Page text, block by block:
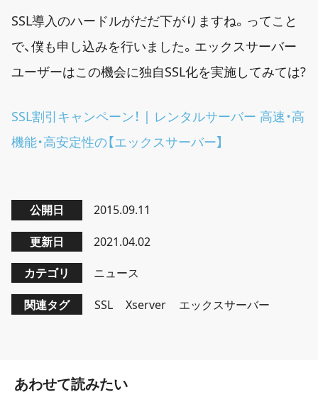
SSL導入のハードルがだだ下がりますね。ってこと
で、僕も申し込みを行いました。エックスサーバー
ユーザーはこの機会に独自SSL化を実施してみては?
SSL割引キャンペーン！ | レンタルサーバー 高速・高
機能・高安定性の【エックスサーバー】
公開日 2015.09.11
更新日 2021.04.02
カテゴリ ニュース
関連タグ SSL Xserver エックスサーバー
あわせて読みたい